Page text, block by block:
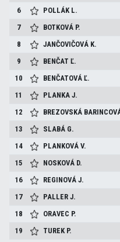
6
POLLÁK L.
7
BOTKOVÁ P.
8
JANČOVIČOVÁ K.
9
BENČATĽ.
10
BENČATOVÁĽ.
11
PLANKAJ.
12
BREZOVSKÁ
13
SLABÁ G.
14
PLANKOVÁV.
15
NOSKOVÁ D.
16
REGINOVÁJ.
17
PALLERJ.
18
ORAVEC P.
19
TUREK P.